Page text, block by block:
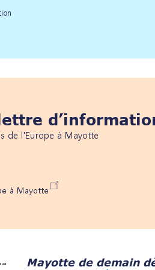
de l'Europe à Mayotte
à Mayotte
Mayotte de demain